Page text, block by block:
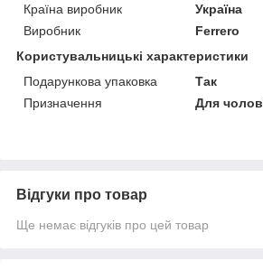
Країна виробник
Україна
Виробник
Ferrero
Користувальницькі характеристики
Подарункова упаковка
Так
Призначення
Для
Відгуки про товар
Ще немає відгуків про цей товар